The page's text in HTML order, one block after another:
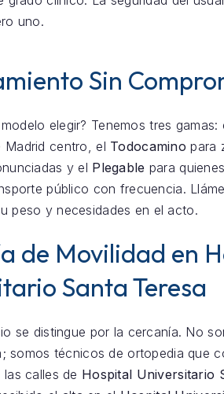
uno.
Sin
elegir? Tenemos tres
Madrid centro, el Todocamino para
y el Plegable para
público con frecuencia.
peso y necesidades en el acto.
de Movilidad en
Santa Teresa
se distingue por la cercanía. No
somos técnicos de ortopedia que
calles de Hospital Universitario